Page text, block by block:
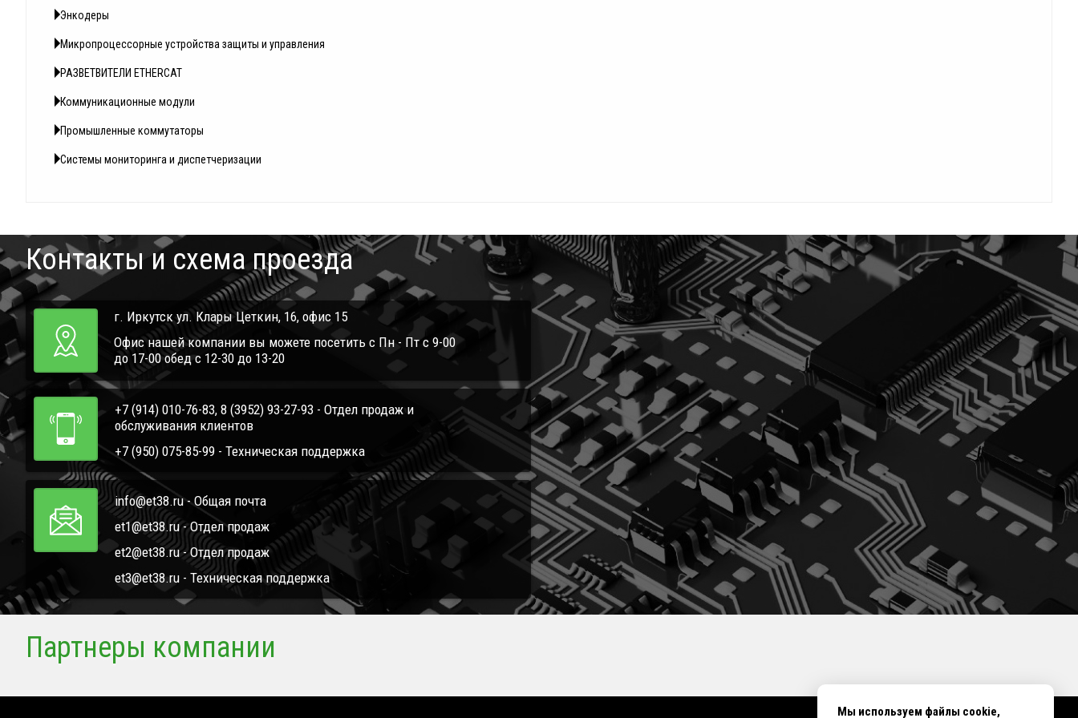
Энкодеры
Микропроцессорные устройства защиты и управления
РАЗВЕТВИТЕЛИ ETHERCAT
Коммуникационные модули
Промышленные коммутаторы
Системы мониторинга и диспетчеризации
Контакты и схема проезда
г. Иркутск ул. Клары Цеткин, 16, офис 15
Офис нашей компании вы можете посетить с Пн - Пт с 9-00
до 17-00 обед с 12-30 до 13-20
+7 (914) 010-76-83, 8 (3952) 93-27-93 - Отдел продаж и
обслуживания клиентов
+7 (950) 075-85-99 - Техническая поддержка
info@et38.ru - Общая почта
et1@et38.ru - Отдел продаж
et2@et38.ru - Отдел продаж
et3@et38.ru - Техническая поддержка
Партнеры компании
Мы используем файлы cookie,